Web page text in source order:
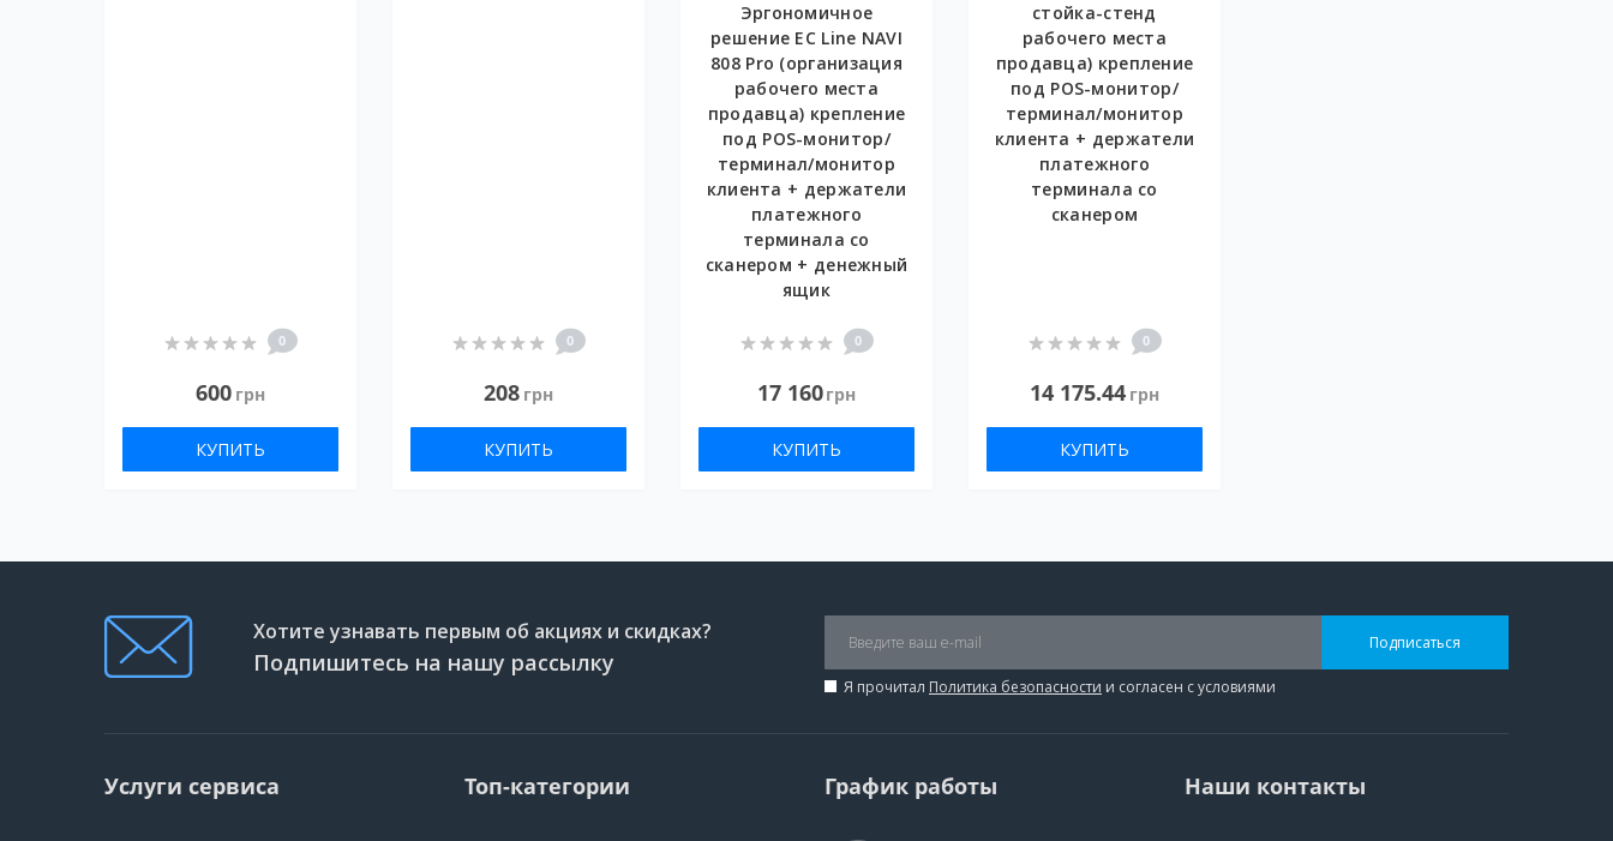
0
600 грн
КУПИТЬ
0
208 грн
КУПИТЬ
Эргономичное
решение EC Line NAVI
808 Pro (организация
рабочего места
продавца) крепление
под POS-монитор/
терминал/монитор
клиента + держатели
платежного
терминала со
сканером + денежный
ящик
0
17 160грн
КУПИТЬ
стойка-стенд
рабочего места
продавца) крепление
под POS-монитор/
терминал/монитор
клиента + держатели
платежного
терминала со
сканером
0
14 175.44 грн
КУПИТЬ
Хотите узнавать первым об акциях и скидках?
Подпишитесь на нашу рассылку
Подписаться
Я прочитал Политика безопасности и согласен с условиями
Услуги сервиса Топ-категории График работы Наши контакты